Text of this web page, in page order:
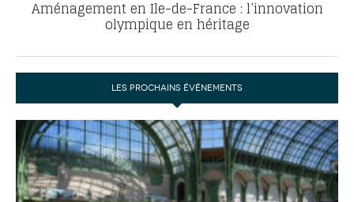
Aménagement en Ile-de-France : l’innovation
olympique en héritage
LES PROCHAINS ÉVÉNEMENTS